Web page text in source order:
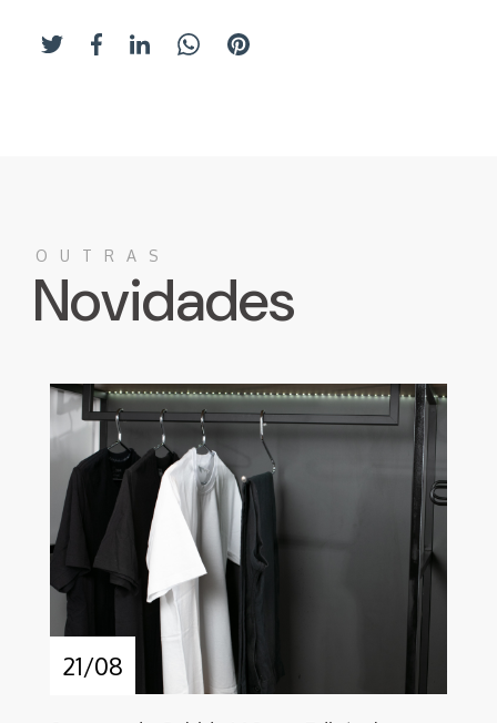
OUTRAS
Novidades
21/08